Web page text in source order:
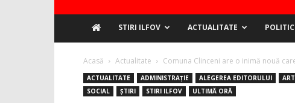
STIRI ILFOV ACTUALITATE POLITIC
Acasă Actualitate Comuna Clinceni are o inimă nouă
ACTUALITATE ADMINISTRAȚIE ALEGEREA EDITORULUI
SOCIAL
ȘTIRI STIRI ILFOV ULTIMĂ ORĂ